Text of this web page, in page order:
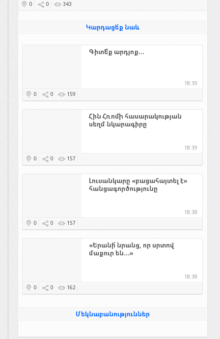
0 0 343
Կարդացե՛ք նաև
Գիտե՞ք արդյոք...
18:39
0
0 159
Հին Հռոմի հասարակության
սեղմ նկարագիրը
18:39
0
0 157
Լուսանկարը «բացահայտել է»
հանցագործությունը
18:38
0
0 157
«Երանի՜ նրանց, որ սրտով
մաքուր են...»
18:38
0
0 162
Մեկնաբանություններ